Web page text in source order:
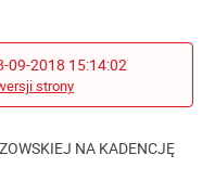
09-2018 15:14:02
strony
NA KADENCJĘ